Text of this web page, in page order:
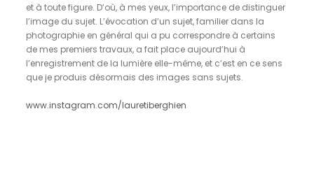
et à toute figure. D’où, à mes yeux, l’importance de distinguer
l’image du sujet. L’évocation d’un sujet, familier dans la
photographie en général qui a pu correspondre à certains
de mes premiers travaux, a fait place aujourd’hui à
l’enregistrement de la lumière elle-même, et c’est en ce sens
que je produis désormais des images sans sujets.
www.instagram.com/lauretiberghien